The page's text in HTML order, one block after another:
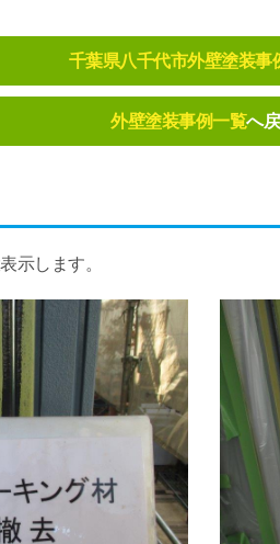
千葉県八千代市外壁塗装事
外壁塗装事例一覧へ
示します。